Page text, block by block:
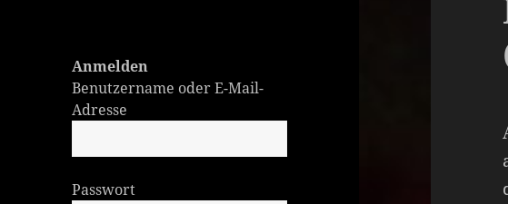
Anmelden
Benutzername oder E-Mail-
Adresse
Passwort